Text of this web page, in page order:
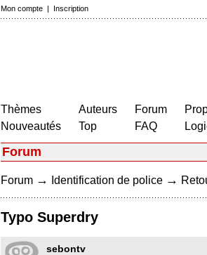
Mon compte | Inscription
Thèmes
Nouveautés
Auteurs
Top
Forum
FAQ
Forum
Forum → Identification de police →
Typo Superdry
sebontv